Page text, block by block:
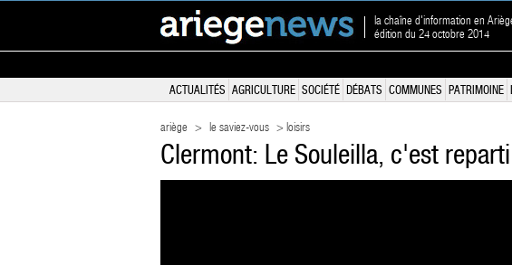
la chaîne d'information en
édition du 24 octobre 2014
ACTUALITÉS AGRICULTURE SOCIÉTÉ DÉBATS COMMUNES PATRIMOINE
ariège > le saviez-vous > loisirs
Clermont: Le Souleilla, c'est